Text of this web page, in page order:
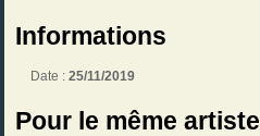
Informations
Date :25/11/2019
Pour le même artiste